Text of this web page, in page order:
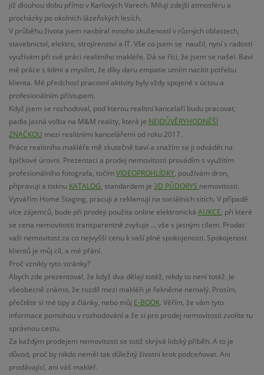
již dlouhou dobu přímo v Karlových Varech. Miluji zdejší atmosféru a
procházky po okolních lázeňských lesích.
V průběhu života jsem nasbíral mnoho zkušeností v různých oblastech,
stavebnictví, elektro, strojírenství a IT. Vše co jsem se naučil, nyní s radostí
využívám při své práci realitního makléře. Dá se říci, že jsem se našel. Baví
mě práce s lidmi a myslím, že díky daru empatie umím nacítit potřebu
klienta. Mé předchozí pracovní aktivity byly vždy spojené s úctou a
profesionálním přístupem.
Když jsem se rozhodoval, pod kterou realitní kancelaří budu pracovat,
padla jasná volba na M&M reality, která je NEJDŮVĚRYHODNĚŠÍ
ZNAČKOU mezi realitními kancelářemi od roku 2017.
Práce realitního makléře mě skutečně baví a snažím se ji odvádět na
špičkové úrovni. Prezentaci a prodej nemovitosti provádím s využitím
profesionálního fotografa, točím VIDEOPROHLÍDKY, používám dron,
připravuji a tisknu KATALOG, standardem je 3D PŮDORYS nemovitosti.
Vytvářím Home Staging, pracuji a reklamuji na sociálních sítích. V případě
více zájemců, bude při prodeji použita online elektronická AUKCE, při které
se cena nemovitosti transparentně zvyšuje ... vše s jasným cílem. Prodat
vaši nemovitost za co nejvyšší cenu k vaší plné spokojenosti. Spokojenost
klientů je můj cíl, a mé přání.
Proč vznikly tyto stránky?
Abych zde prezentoval, že když dva dělají totéž, nikdy to není totéž. Je
všeobecně známo, že rozdíl mezi makléři je řekněme nemalý. Prosím,
přečtěte si mé tipy a články, nebo můj E-BOOK. Věřím, že vám tyto
informace pomohou v rozhodování a že si pro prodej nemovitosti zvolíte tu
správnou cestu.
Za každým prodejem nemovitosti se totiž skrývá lidský příběh. A to je
důvod, proč by nikdo neměl tak důležitý životní krok podceňovat. Ani
prodávající, ani váš makléř.